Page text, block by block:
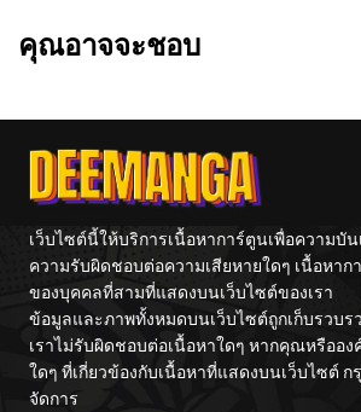
คุณอาจจะชอบ
เว็บไซต์นี้ให้บริการเนื้อหาการ์ตูนเพื่อความบั
ความรับผิดชอบต่อความเสียหายใดๆ เนื้อหา
ของบุคคลที่สามที่แสดงบนเว็บไซต์ของเรา
ข้อมูลและภาพทั้งหมดบนเว็บไซต์ถูกเก็บรวบร
เราไม่รับผิดชอบต่อเนื้อหาใดๆ หากคุณหรืออ
ใดๆ ที่เกี่ยวข้องกับเนื้อหาที่แสดงบนเว็บไซต์ ก
จัดการ